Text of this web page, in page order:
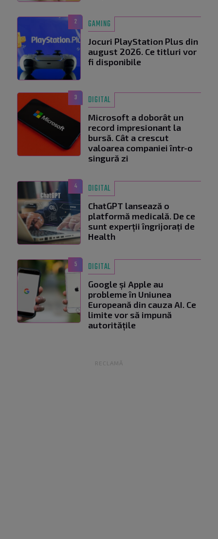
2 GAMING
Jocuri PlayStation Plus din
august 2026. Ce titluri vor
fi disponibile
3 DIGITAL
Microsoft a doborât un
record impresionant la
bursă. Cât a crescut
valoarea companiei într-o
singură zi
4 DIGITAL
ChatGPT lansează o
platformă medicală. De ce
sunt experții îngrijorați de
Health
5 DIGITAL
Google și Apple au
probleme în Uniunea
Europeană din cauza AI. Ce
limite vor să impună
autoritățile
RECLAMĂ